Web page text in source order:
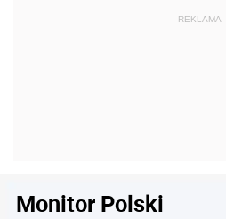
Monitor Polski